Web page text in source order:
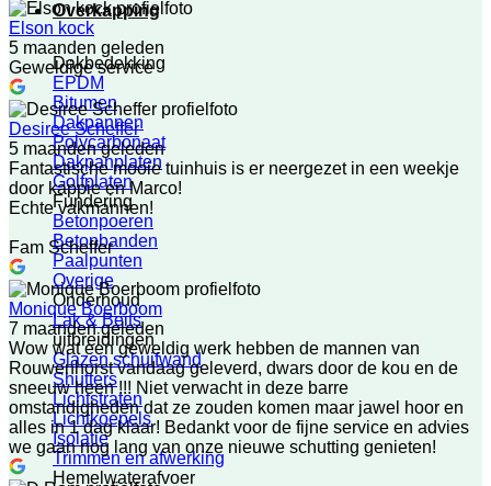
Overkapping
Dakbedekking
EPDM
Bitumen
Dakpannen
Polycarbonaat
Dakpanplaten
Golfplaten
Fundering
Betonpoeren
Betonbanden
Paalpunten
Overige
Onderhoud
Lak & Beits
uitbreidingen
Glazen schuifwand
Shutters
Lichtstraten
Lichtkoepels
Isolatie
Trimmen en afwerking
Hemelwaterafvoer
Elson kock
5 maanden geleden
Geweldige service
Desiree Scheffer
5 maanden geleden
Fantastische mooie tuinhuis is er neergezet in een weekje
door kappie en Marco!
Echte vakmannen!
Fam Scheffer
Monique Boerboom
7 maanden geleden
Wow wat een geweldig werk hebben de mannen van
Rouwenhorst vandaag geleverd, dwars door de kou en de
sneeuw heen !!! Niet verwacht in deze barre
omstandigheden dat ze zouden komen maar jawel hoor en
alles in 1 dag klaar! Bedankt voor de fijne service en advies
we gaan nog lang van onze nieuwe schutting genieten!